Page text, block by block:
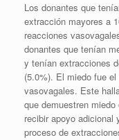
Los donantes que
extracción mayores a
reacciones
donantes que tenían
y tenían extracciones
(5.0%). El miedo fue
vasovagales. Este
que demuestren
recibir apoyo adicional
proceso de